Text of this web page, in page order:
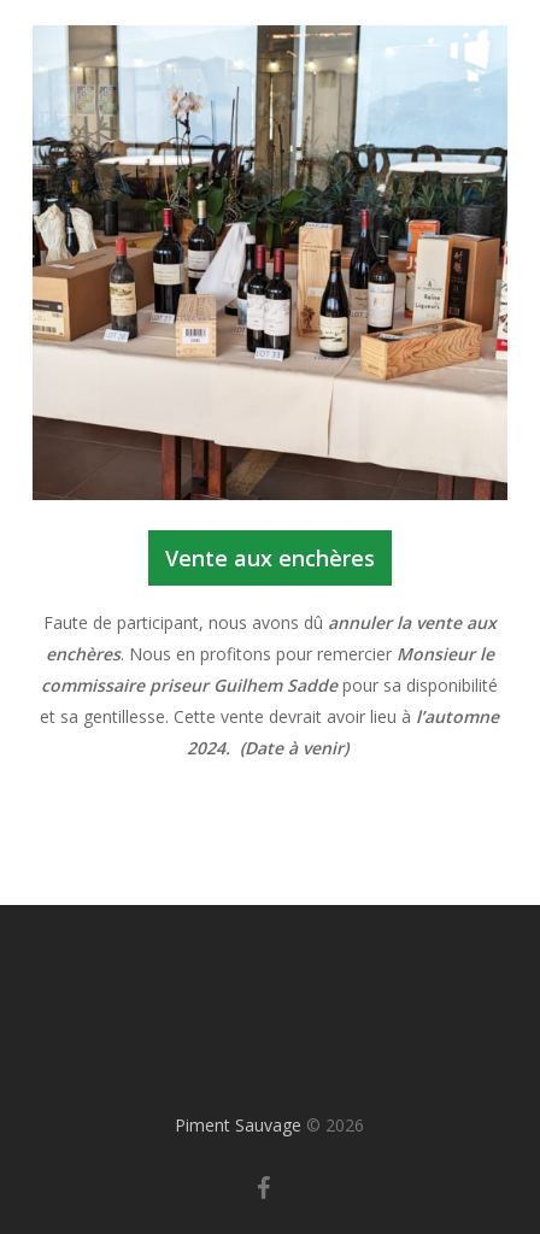
Vente aux enchères
Faute de participant, nous avons dû annuler la vente aux
enchères. Nous en profitons pour remercier Monsieur le
commissaire priseur Guilhem Saddepour sa disponibilité
et sa gentillesse. Cette vente devrait avoir lieu à l’automne
2024. (Date à venir)
Piment Sauvage © 2026
facebook